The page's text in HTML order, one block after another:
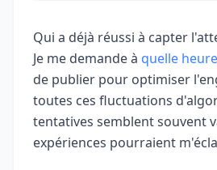
Qui a déjà réussi à capter
Je me demande à quelle heure
de publier pour optimiser
toutes ces fluctuations
tentatives semblent souvent
expériences pourraient